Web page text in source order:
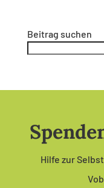
Beitrag suchen
Hilfe zur